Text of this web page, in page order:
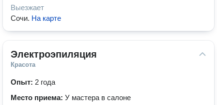
Выезжает
Сочи. На карте
Электроэпиляция
Красота
Опыт: 2 года
Место приема: У мастера в салоне